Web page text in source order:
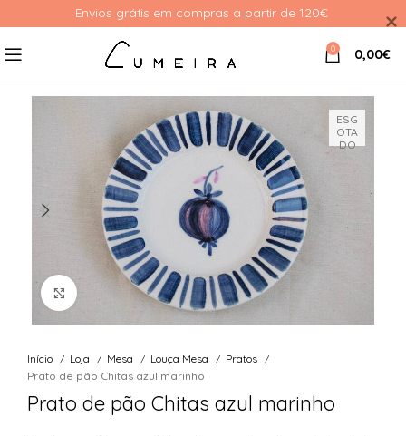
0 0,00€
ESG
OTA
DO
Ver Imagem
Início Loja Mesa Louça Mesa
Pratos
Prato de pão Chitas azul marinho
Prato de pão Chitas azul marinho
Envios grátis em compras a partir de 120€